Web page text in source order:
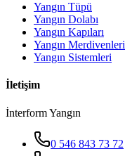
Yangın Tüpü
Yangın Dolabı
Yangın Kapıları
Yangın Merdivenleri
Yangın Sistemleri
İletişim
İnterform Yangın
0 546 843 73 72